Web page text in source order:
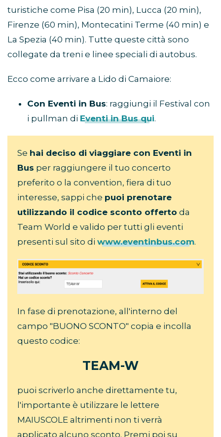
turistiche come Pisa (20 min), Lucca (20 min),
Firenze (60 min), Montecatini Terme (40 min) e
La Spezia (40 min). Tutte queste città sono
collegate da treni e linee speciali di autobus.
Ecco come arrivare a Lido di Camaiore:
Con Eventi in Bus: raggiungi il Festival con
i pullman di Eventi in Bus qui.
Se hai deciso di viaggiare con Eventi in
Bus per raggiungere il tuo concerto
preferito o la convention, fiera di tuo
interesse, sappi che puoi prenotare
utilizzando il codice sconto offerto da
Team World e valido per tutti gli eventi
presenti sul sito di www.eventinbus.com.
In fase di prenotazione, all'interno del
campo "BUONO SCONTO" copia e incolla
questo codice:
TEAM-W
puoi scriverlo anche direttamente tu,
l'importante è utilizzare le lettere
MAIUSCOLE altrimenti non ti verrà
applicato alcuno sconto. Premi poi su